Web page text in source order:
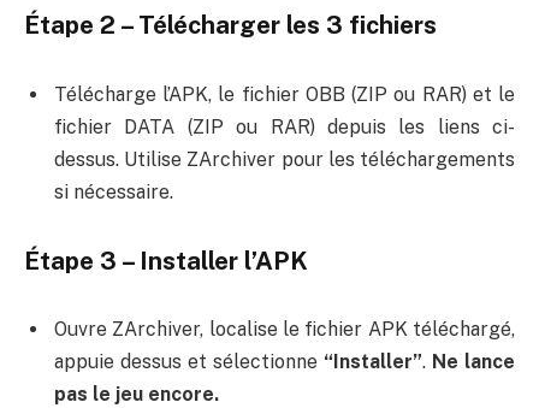
Étape 2 – Télécharger les 3 fichiers
Télécharge l’APK, le fichier OBB (ZIP ou RAR) et le
fichier DATA (ZIP ou RAR) depuis les liens ci-
dessus. Utilise ZArchiver pour les téléchargements
si nécessaire.
Étape 3 – Installer l’APK
Ouvre ZArchiver, localise le fichier APK téléchargé,
appuie dessus et sélectionne “Installer”. Ne lance
pas le jeu encore.